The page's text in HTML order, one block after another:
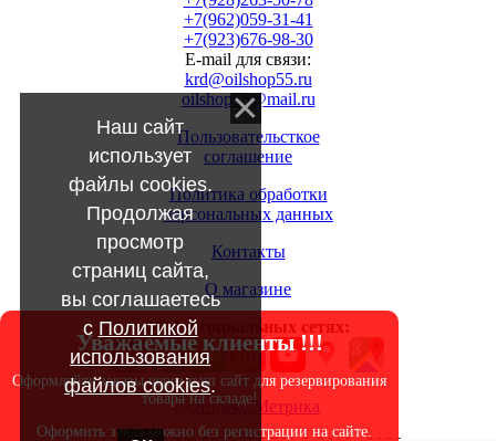
+7(962)059-31-41
+7(923)676-98-30
E-mail для связи:
krd@oilshop55.ru
oilshop55@mail.ru
Пользовательсткое
соглашение
Политика обработки
персональных данных
Контакты
О магазине
МЫ в социальных сетях:
Уважаемые клиенты !!!
Оформляйте заказы через наш сайт для резервирования
товара на складе!
Оформить заказ можно без регистрации на сайте.
Наш сайт
использует
файлы cookies.
Продолжая
просмотр
страниц сайта,
вы соглашаетесь
с Политикой
использования
файлов cookies.